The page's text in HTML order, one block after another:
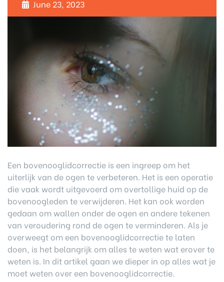
June 23, 2023
Een bovenooglidcorrectie is een ingreep om het
uiterlijk van de ogen te verbeteren. Het is een operatie
die vaak wordt uitgevoerd om overtollige huid op de
bovenoogleden te verwijderen. Het kan ook worden
gedaan om wallen onder de ogen en andere tekenen
van veroudering rond de ogen te verminderen. Als je
overweegt om een bovenooglidcorrectie te laten
doen, is het belangrijk om alles te weten wat erover te
weten is. In dit artikel gaan we dieper in op alles wat je
moet weten over een bovenooglidcorrectie.